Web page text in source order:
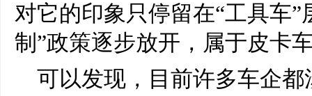
对它的印象只停留在“工具车
制”政策逐步放开，属于皮卡
可以发现，目前许多车企